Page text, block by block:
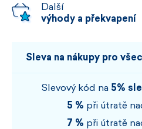
Další
výhody a překvapení
Sleva na nákupy pro
Slevový kód na 5%
5 % při útratě
7 % při útratě